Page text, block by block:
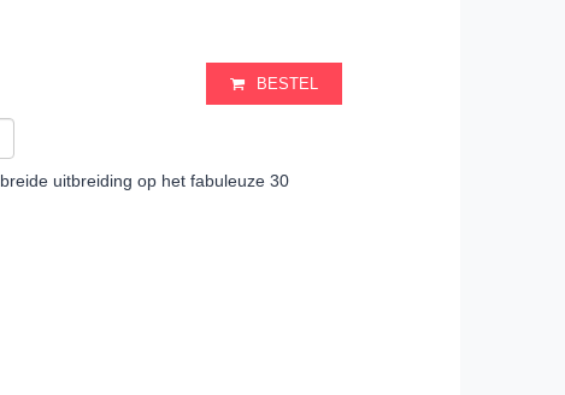
BESTEL
uitbreiding op het fabuleuze 30